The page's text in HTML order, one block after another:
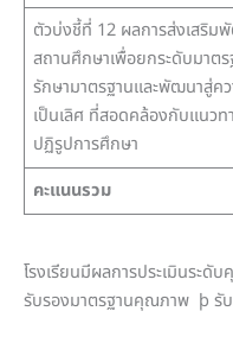
ตัวบ่งชี้ที่ 12 ผลการส่งเสริม
สถานศึกษาเพื่อยกระดับมาตร
รักษามาตรฐานและพัฒนาสู่ค
เป็นเลิศ ที่สอดคล้องกับแนวท
ปฏิรูปการศึกษา
คะแนนรวม
โรงเรียนมีผลการประเมินระดั
รับรองมาตรฐานคุณภาพ þ รั